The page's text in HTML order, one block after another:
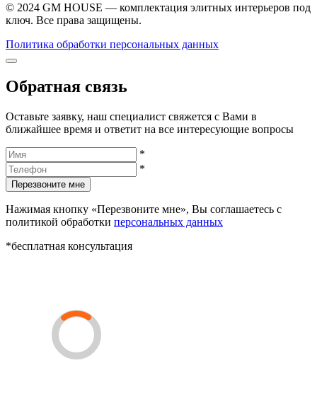
© 2024 GM HOUSE — комплектация элитных интерьеров под
ключ. Все права защищены.
Политика обработки персональных данных
Обратная связь
Оставьте заявку, наш специалист свяжется с Вами в
ближайшее время и ответит на все интересующие вопросы
*
*
Перезвоните мне
Нажимая кнопку «Перезвоните мне», Вы соглашаетесь с
политикой обработки персональных данных
*бесплатная консультация